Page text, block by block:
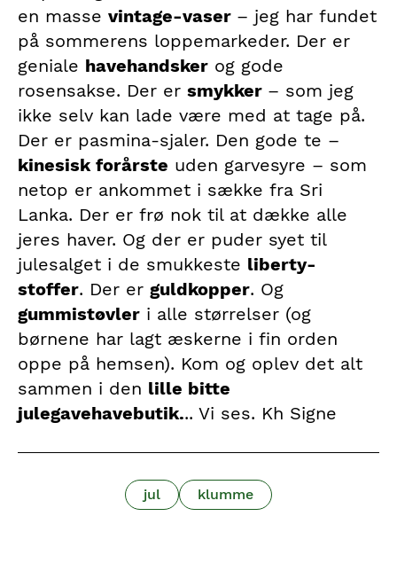
en masse vintage-vaser – jeg har fundet
på sommerens loppemarkeder. Der er
geniale havehandsker og gode
rosensakse. Der er smykker – som jeg
ikke selv kan lade være med at tage på.
Der er pasmina-sjaler. Den gode te –
kinesisk forårste uden garvesyre – som
netop er ankommet i sække fra Sri
Lanka. Der er frø nok til at dække alle
jeres haver. Og der er puder syet til
julesalget i de smukkeste liberty-
stoffer. Der er guldkopper. Og
gummistøvler i alle størrelser (og
børnene har lagt æskerne i fin orden
oppe på hemsen). Kom og oplev det alt
sammen i den lille bitte
julegavehavebutik... Vi ses. Kh Signe
jul klumme